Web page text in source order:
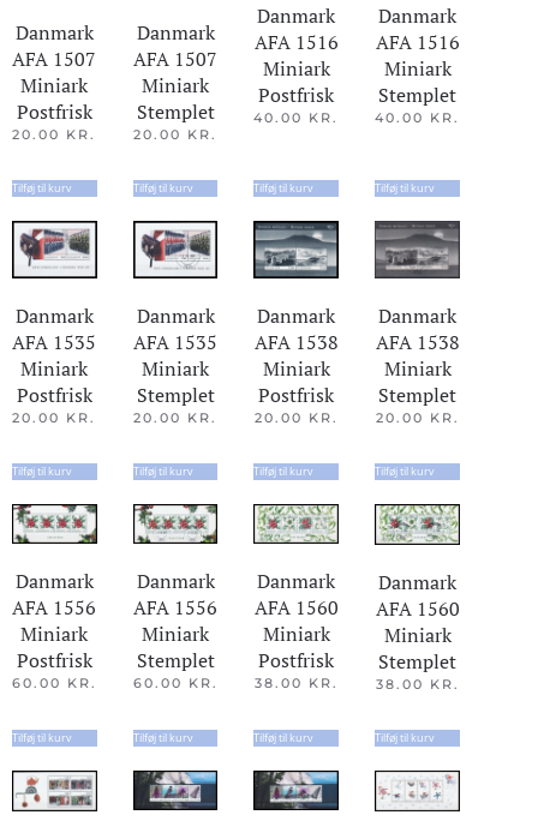
Danmark
AFA 1507
Miniark
Postfrisk
20.00 KR.
Tilføj til kurv
Danmark
AFA 1507
Miniark
Stemplet
20.00 KR.
Tilføj til kurv
Danmark
AFA 1516
Miniark
Postfrisk
40.00 KR.
Tilføj til kurv
Danmark
AFA 1516
Miniark
Stemplet
40.00 KR.
Tilføj til kurv
Danmark
AFA 1535
Miniark
Postfrisk
20.00 KR.
Tilføj til kurv
Danmark
AFA 1535
Miniark
Stemplet
20.00 KR.
Tilføj til kurv
Danmark
AFA 1538
Miniark
Postfrisk
20.00 KR.
Tilføj til kurv
Danmark
AFA 1538
Miniark
Stemplet
20.00 KR.
Tilføj til kurv
Danmark
AFA 1556
Miniark
Postfrisk
60.00 KR.
Tilføj til kurv
Danmark
AFA 1556
Miniark
Stemplet
60.00 KR.
Tilføj til kurv
Danmark
AFA 1560
Miniark
Postfrisk
38.00 KR.
Tilføj til kurv
Danmark
AFA 1560
Miniark
Stemplet
38.00 KR.
Tilføj til kurv